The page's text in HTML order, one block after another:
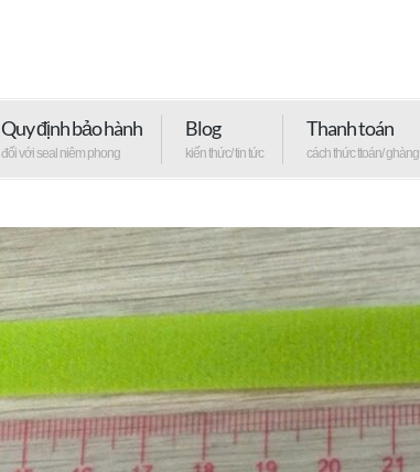
Quy định bảo hành
đối với seal niêm phong
Blog
kiến thức/ tin tức
Thanh toán
cách thức ttoán/ ghàng